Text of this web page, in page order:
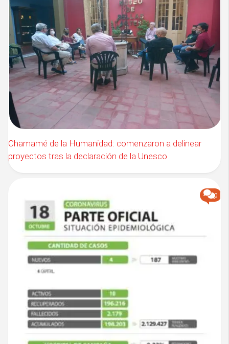
Chamamé de la Humanidad: comenzaron a delinear
proyectos tras la declaración de la Unesco
0